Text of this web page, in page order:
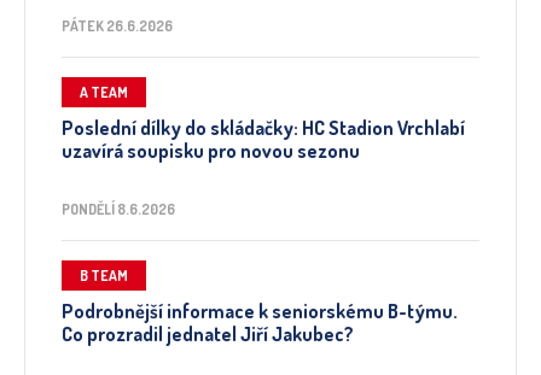
PÁTEK 26.6.2026
A TEAM
Poslední dílky do skládačky: HC Stadion Vrchlabí
uzavírá soupisku pro novou sezonu
PONDĚLÍ 8.6.2026
B TEAM
Podrobnější informace k seniorskému B-týmu.
Co prozradil jednatel Jiří Jakubec?